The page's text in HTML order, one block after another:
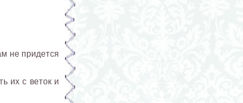
не придется
их с веток и